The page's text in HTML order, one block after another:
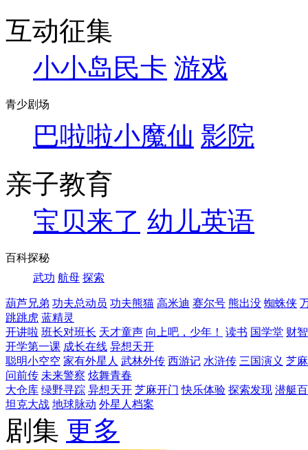
互动征集
小小岛民卡 游戏
青少剧场
巴啦啦小魔仙 影院
亲子教育
宝贝来了 幼儿英语
百科探秘
武功 航母 探索
葫芦兄弟 功夫总动员 功夫熊猫 高米迪 赛尔号 熊出没 蜘蛛侠
跳跳虎 蓝精灵
开讲啦 班长对班长 天才童声 向上吧，少年！ 读书 国学堂 财
开学第一课 成长在线 异想天开
聪明小空空 家有外星人 武林外传 西游记 水浒传 三国演义 芝
问前传 未来警察 炫舞青春
大仓库 绿野寻踪 异想天开 芝麻开门 快乐体验 探索发现 潜艇
坦克大战 地球脉动 外星人档案
剧集 更多